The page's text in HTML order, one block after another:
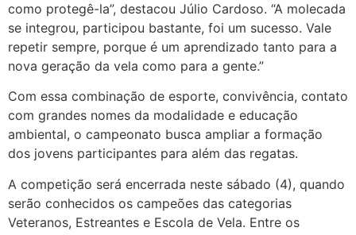
como protegê-la”, destacou Júlio Cardoso. “A molecada
se integrou, participou bastante, foi um sucesso. Vale
repetir sempre, porque é um aprendizado tanto para a
nova geração da vela como para a gente.”
Com essa combinação de esporte, convivência, contato
com grandes nomes da modalidade e educação
ambiental, o campeonato busca ampliar a formação
dos jovens participantes para além das regatas.
A competição será encerrada neste sábado (4), quando
serão conhecidos os campeões das categorias
Veteranos, Estreantes e Escola de Vela. Entre os